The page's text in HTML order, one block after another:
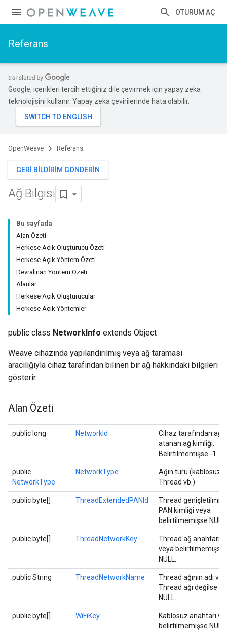
OTURUM AÇ
Referans
Google, içerikleri tercih ettiğiniz dile çevirmek için yapay zeka
teknolojisini kullanır. Yapay zeka çevirilerinde hata olabilir.
OpenWeave Referans
GERI BILDIRIM GÖNDERIN
Ağ Bilgisi
Bu sayfada
Alan Özeti
Herkese Açık Oluşturucu Özeti
Herkese Açık Yöntem Özeti
Devralınan Yöntem Özeti
Alanlar
Herkese Açık Oluşturucular
Herkese Açık Yöntemler
public class NetworkInfo extends Object
Weave cihazında yapılandırılmış veya ağ taraması
aracılığıyla cihaz tarafından bilinen bir ağ hakkındaki bilgileri
gösterir.
Alan Özeti
public long NetworkId
Cihaz tarafından ağa
atanan ağ kimliği.
Belirtilmemişse -1.
public
NetworkType
NetworkType
Ağın türü (kablosuz,
Thread vb.)
public byte[] ThreadExtendedPANId
Thread genişletilmiş
PAN kimliği veya
belirtilmemişse NULL.
public byte[] ThreadNetworkKey
Thread ağ anahtarı
veya belirtilmemişse
NULL.
public String ThreadNetworkName
Thread ağının adı
Thread ağı değilse
NULL.
public byte[] WiFiKey
Kablosuz anahtarı
belirtilmemişse NULL.